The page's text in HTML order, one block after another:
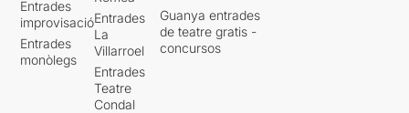
Entrades
improvisació
Entrades
monòlegs
Entrades
La
Villarroel
Entrades
Teatre
Condal
Guanya entrades
de teatre gratis -
concursos